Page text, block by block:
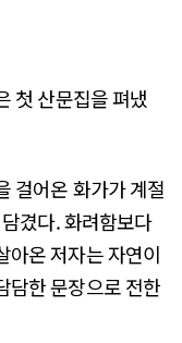
첫 산문집을 펴냈
걸어온 화가가 계절
겼다. 화려함보다
아온 저자는 자연이
담한 문장으로 전한